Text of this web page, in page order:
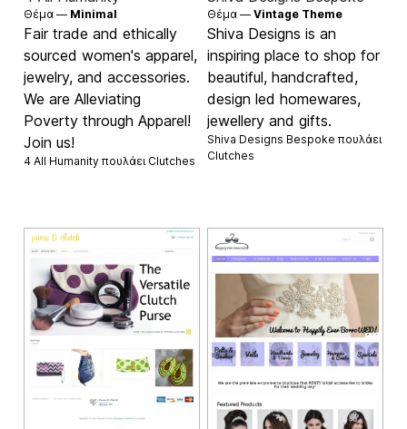
Θέμα — Minimal
Fair trade and ethically
sourced women's apparel,
jewelry, and accessories.
We are Alleviating
Poverty through Apparel!
Join us!
4 All Humanity πουλάει Clutches
Θέμα — Vintage Theme
Shiva Designs is an
inspiring place to shop for
beautiful, handcrafted,
design led homewares,
jewellery and gifts.
Shiva Designs Bespoke πουλάει
Clutches